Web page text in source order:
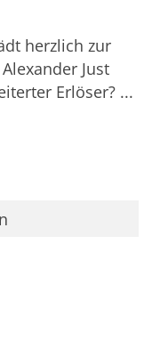
herzlich zur
Just
Erlöser? ...